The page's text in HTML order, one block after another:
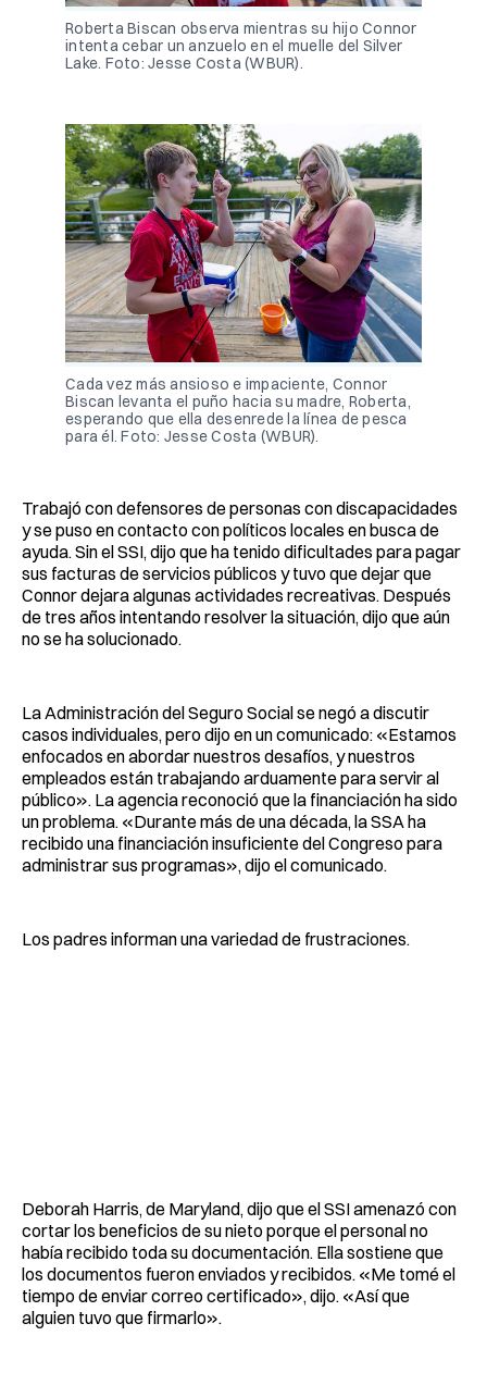
Roberta Biscan observa mientras su hijo Connor
intenta cebar un anzuelo en el muelle del Silver
Lake. Foto: Jesse Costa (WBUR).
Cada vez más ansioso e impaciente, Connor
Biscan levanta el puño hacia su madre, Roberta,
esperando que ella desenrede la línea de pesca
para él. Foto: Jesse Costa (WBUR).
Trabajó con defensores de personas con discapacidades
y se puso en contacto con políticos locales en busca de
ayuda. Sin el SSI, dijo que ha tenido dificultades para pagar
sus facturas de servicios públicos y tuvo que dejar que
Connor dejara algunas actividades recreativas. Después
de tres años intentando resolver la situación, dijo que aún
no se ha solucionado.
La Administración del Seguro Social se negó a discutir
casos individuales, pero dijo en un comunicado: «Estamos
enfocados en abordar nuestros desafíos, y nuestros
empleados están trabajando arduamente para servir al
público». La agencia reconoció que la financiación ha sido
un problema. «Durante más de una década, la SSA ha
recibido una financiación insuficiente del Congreso para
administrar sus programas», dijo el comunicado.
Los padres informan una variedad de frustraciones.
Deborah Harris, de Maryland, dijo que el SSI amenazó con
cortar los beneficios de su nieto porque el personal no
había recibido toda su documentación. Ella sostiene que
los documentos fueron enviados y recibidos. «Me tomé el
tiempo de enviar correo certificado», dijo. «Así que
alguien tuvo que firmarlo».